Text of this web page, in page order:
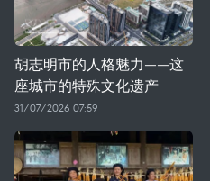
胡志明市的人格魅力——这
座城市的特殊文化遗产
31/07/2026 07:59